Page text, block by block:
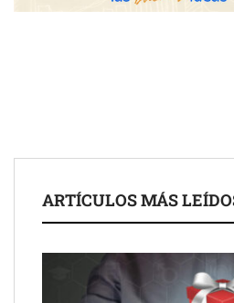
ARTÍCULOS MÁS